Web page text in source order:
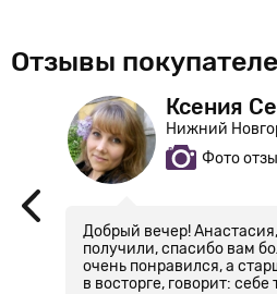
Отзывы
Ксения
Нижний
Фото
Добрый вечер!
получили, спасибо вам
очень понравился, а
в восторге, говорит: себе